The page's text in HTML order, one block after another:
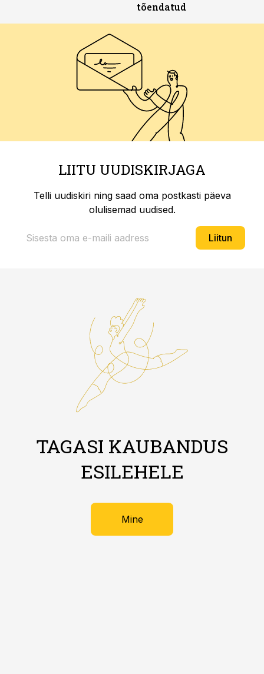
tõendatud
LIITU UUDISKIRJAGA
Telli uudiskiri ning saad oma postkasti päeva
olulisemad uudised.
Liitun
TAGASI KAUBANDUS
ESILEHELE
Mine